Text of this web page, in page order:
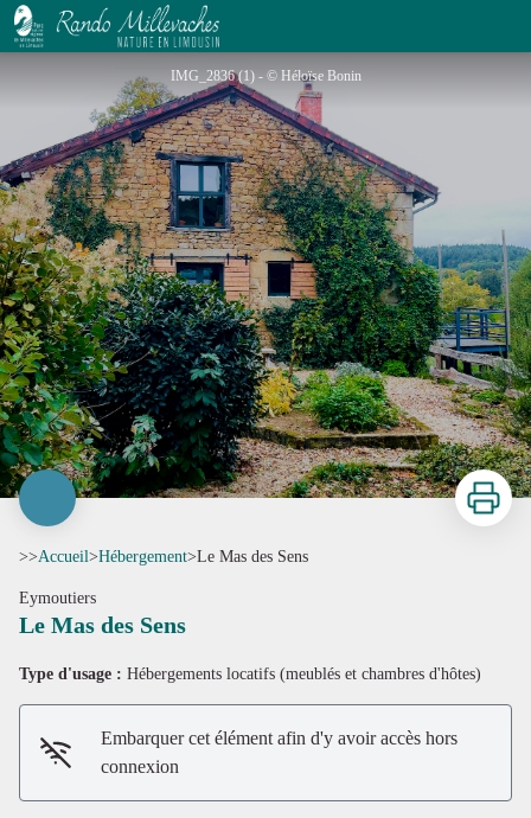
Le Mas des Sens
IMG_2836 (1) - © Héloïse Bonin
Voir l'image en plein écran
Imprimer
>>Accueil>Hébergement>Le Mas des Sens
Eymoutiers
Le Mas des Sens
Type d'usage : Hébergements locatifs (meublés et chambres d'hôtes)
Embarquer cet élément afin d'y avoir accès hors
connexion